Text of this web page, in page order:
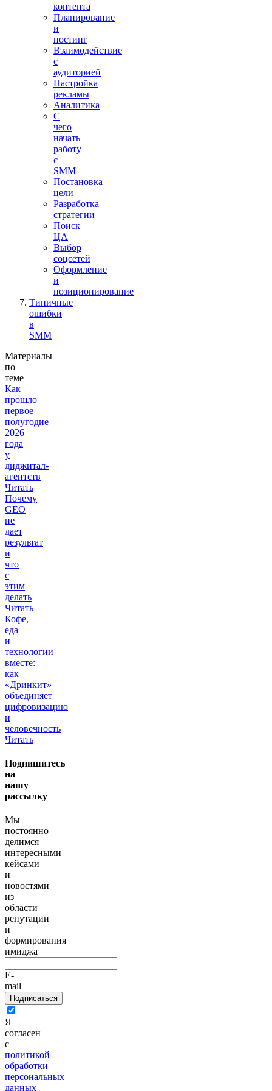
контента
Планирование
и
постинг
Взаимодействие
с
аудиторией
Настройка
рекламы
Аналитика
С
чего
начать
работу
с
SMM
Постановка
цели
Разработка
стратегии
Поиск
ЦА
Выбор
соцсетей
Оформление
и
позиционирование
Типичные
ошибки
в
SMM
Материалы
по
теме
Как
прошло
первое
полугодие
2026
года
у
диджитал-
агентств
Читать
Почему
GEO
не
дает
результат
и
что
с
этим
делать
Читать
Кофе,
еда
и
технологии
вместе:
как
«Дринкит»
объединяет
цифровизацию
и
человечность
Читать
Подпишитесь
на
нашу
рассылку
Мы
постоянно
делимся
интересными
кейсами
и
новостями
из
области
репутации
и
формирования
имиджа
E-
mail
Подписаться
Я
согласен
с
политикой
обработки
персональных
данных